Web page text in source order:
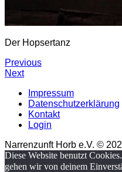
Der Hopsertanz
Previous
Next
Impressum
Datenschutzerklärung
Kontakt
Login
Narrenzunft Horb e.V. ©
Diese Website benutzt
gehen wir von deinem